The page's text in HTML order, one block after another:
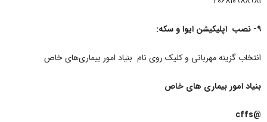
۹- نصب اپلیکیشن ایوا و سکه:
انتخاب گزینه مهربانی و کلیک روی نام بنیاد امور بیماری‌های خاص
بنیاد امور بیماری های خاص
@cffs